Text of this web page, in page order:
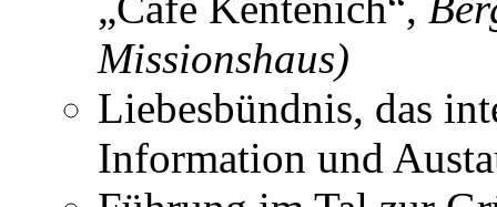
Missionshaus)
Liebesbündnis, das
Information und